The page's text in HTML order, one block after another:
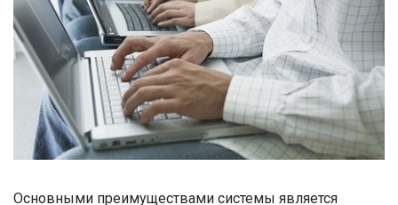
Основными преимуществами системы является